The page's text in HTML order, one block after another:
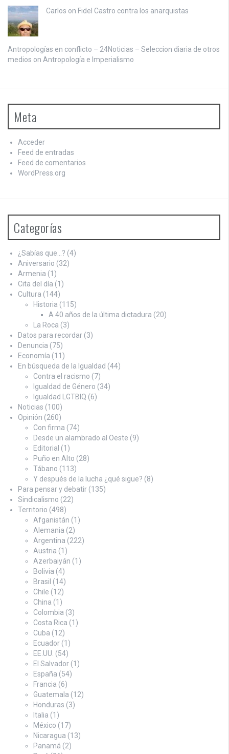
Carlos on Fidel Castro contra los anarquistas
Antropologías en conflicto – 24Noticias – Seleccion diaria de otros
medios on Antropología e Imperialismo
Meta
Acceder
Feed de entradas
Feed de comentarios
WordPress.org
Categorías
¿Sabías que…? (4)
Aniversario (32)
Armenia (1)
Cita del día (1)
Cultura (144)
Historia (115)
A 40 años de la última dictadura (20)
La Roca (3)
Datos para recordar (3)
Denuncia (75)
Economía (11)
En búsqueda de la Igualdad (44)
Contra el racismo (7)
Igualdad de Género (34)
Igualdad LGTBIQ (6)
Noticias (100)
Opinión (260)
Con firma (74)
Desde un alambrado al Oeste (9)
Editorial (1)
Puño en Alto (28)
Tábano (113)
Y después de la lucha ¿qué sigue? (8)
Para pensar y debatir (135)
Sindicalismo (22)
Territorio (498)
Afganistán (1)
Alemania (2)
Argentina (222)
Austria (1)
Azerbaiyán (1)
Bolivia (4)
Brasil (14)
Chile (12)
China (1)
Colombia (3)
Costa Rica (1)
Cuba (12)
Ecuador (1)
EE.UU. (54)
El Salvador (1)
España (54)
Francia (6)
Guatemala (12)
Honduras (3)
Italia (1)
México (17)
Nicaragua (13)
Panamá (2)